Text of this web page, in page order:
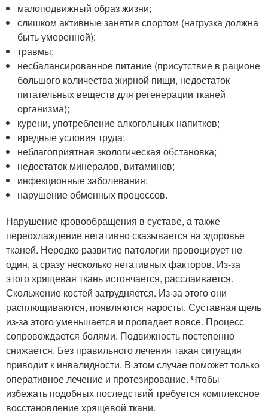
малоподвижный образ жизни;
слишком активные занятия спортом (нагрузка должна
быть умеренной);
травмы;
несбалансированное питание (присутствие в рационе
большого количества жирной пищи, недостаток
питательных веществ для регенерации тканей
организма);
курени, употребление алкогольных напитков;
вредные условия труда;
неблагоприятная экологическая обстановка;
недостаток минералов, витаминов;
инфекционные заболевания;
нарушение обменных процессов.
Нарушение кровообращения в суставе, а также
переохлаждение негативно сказывается на здоровье
тканей. Нередко развитие патологии провоцирует не
один, а сразу несколько негативных факторов. Из-за
этого хрящевая ткань истончается, расслаивается.
Скольжение костей затрудняется. Из-за этого они
расплющиваются, появляются наросты. Суставная щель
из-за этого уменьшается и пропадает вовсе. Процесс
сопровождается болями. Подвижность постепенно
снижается. Без правильного лечения такая ситуация
приводит к инвалидности. В этом случае поможет только
оперативное лечение и протезирование. Чтобы
избежать подобных последствий требуется комплексное
восстановление хрящевой ткани.